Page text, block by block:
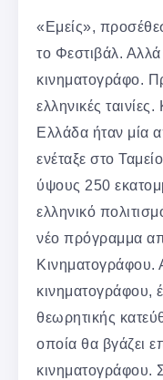
«Εμείς»,
το Φεστιβάλ. Αλλά
κινηματογράφο.
ελληνικές
Ελλάδα ήταν μία
ενέταξε στο
ύψους 250
ελληνικό
νέο πρόγραμμα
Κινηματογράφου.
κινηματογράφου,
θεωρητικής
οποία θα βγάζει
κινηματογράφου.